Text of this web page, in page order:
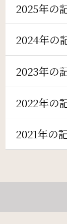
フォトギ
One
会員プロ
News
お知らせ
チェックイン
2025年の
2024年の
2023年の
2022年の
2021年の